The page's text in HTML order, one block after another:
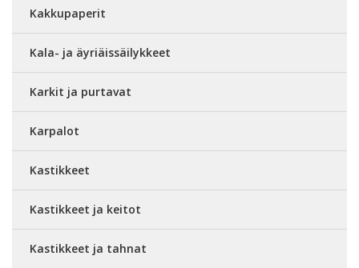
Kakkupaperit
Kala- ja äyriäissäilykkeet
Karkit ja purtavat
Karpalot
Kastikkeet
Kastikkeet ja keitot
Kastikkeet ja tahnat